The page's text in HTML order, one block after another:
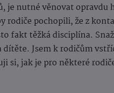
je nutné věnovat opravdu
rodiče pochopili, že z
fakt těžká disciplína.
dítěte. Jsem k rodičům
si, jak je pro některé